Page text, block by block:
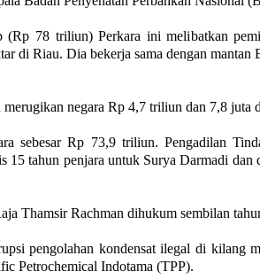
(Rp 78 triliun) Perkara ini melibatkan
di Riau. Dia bekerja sama dengan
negara Rp 4,7 triliun dan 7,8 juta
sebesar Rp 73,9 triliun. Pengadilan
15 tahun penjara untuk Surya Darmadi
Thamsir Rachman dihukum sembilan
pengolahan kondensat ilegal di kilang
Petrochemical Indotama (TPP).